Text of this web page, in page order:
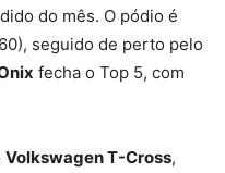
do mês. O pódio é
seguido de perto pelo
fecha o Top 5, com
Volkswagen T-Cross,